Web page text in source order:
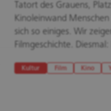
Tatort des Grauens,
Kinoleinwand
sich so einiges. Wir
Filmgeschichte.
Kultur Film Kino